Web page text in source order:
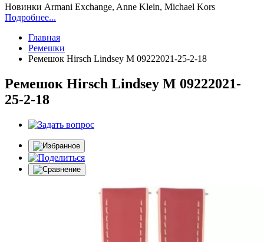
Новинки Armani Exchange, Anne Klein, Michael Kors
Подробнее...
Главная
Ремешки
Ремешок Hirsch Lindsey M 09222021-25-2-18
Ремешок Hirsch Lindsey M 09222021-
25-2-18